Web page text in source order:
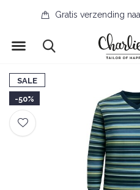
Gratis verzending
SALE
-50%